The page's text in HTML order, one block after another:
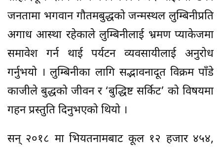
जनतामा भगवान गौतमबुद्धको जन्मस्थल लुम्बिनीप्रति
अगाध आस्था रहेकाले लुम्बिनीलाई भ्रमण प्याकेजमा
समावेश गर्न थाई पर्यटन व्यवसायीलाई अनुरोध
गर्नुभयो । लुम्बिनीका लागि सद्भावनादूत विक्रम पाँडे
काजीले बुद्धको जीवन र ‘बुद्धिष्ट सर्किट’ को विषयमा
गहन प्रस्तुति दिनुभएको थियो ।
सन् २०१८ मा भियतनामबाट कूल १२ हजार ४५४,